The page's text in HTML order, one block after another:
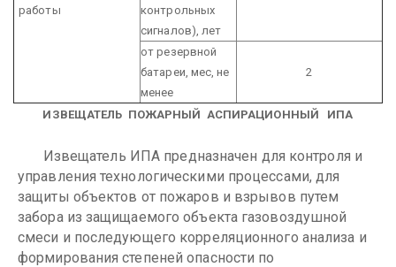
работы
контрольных
сигналов), лет
от резервной
батареи, мес, не
менее
2
ИЗВЕЩАТЕЛЬ ПОЖАРНЫЙ АСПИРАЦИОННЫЙ ИПА
Извещатель ИПА предназначен для контроля и
управления технологическими процессами, для
защиты объектов от пожаров и взрывов путем
забора из защищаемого объекта газовоздушной
смеси и последующего корреляционного анализа и
формирования степеней опасности по